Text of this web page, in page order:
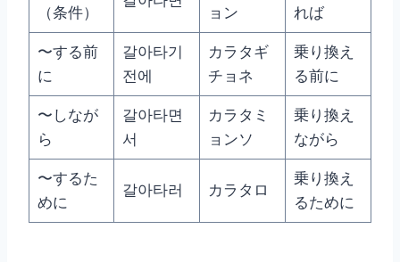
（条件）
ョン
れば
〜する前
に
갈아타기
전에
カラタギ
チョネ
乗り換え
る前に
〜しなが
ら
갈아타면
서
カラタミ
ョンソ
乗り換え
ながら
〜するた
めに
갈아타러 カラタロ
乗り換え
るために